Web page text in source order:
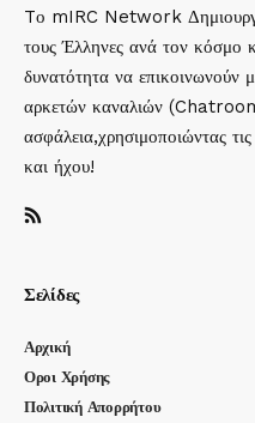
Tο mIRC Network
τους Έλληνες ανά τον κόσμο
δυνατότητα να επικοινωνούν
αρκετών καναλιών
ασφάλεια,χρησιμοποιώντας
και ήχου!
Σελίδες
Αρχική
Οροι Χρήσης
Πολιτική Απορρήτου